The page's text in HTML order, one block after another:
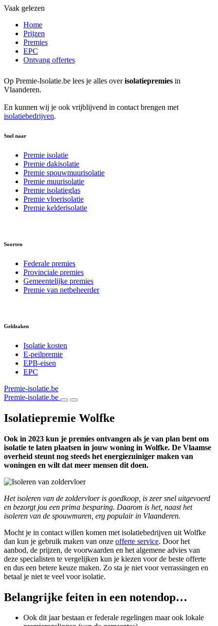
Vaak gelezen
Home
Prijzen
Premies
EPC
Ontvang offertes
Op Premie-Isolatie.be lees je alles overisolatiepremies in
Vlaanderen.
En kunnen wij je ook vrijblijvend in contact brengen met
isolatiebedrijven.
Snel naar
Premie isolatie
Premie dakisolatie
Premie spouwmuurisolatie
Premie muurisolatie
Premie isolatieglas
Premie vloerisolatie
Premie kelderisolatie
Soorten
Federale premies
Provinciale premies
Gemeentelijke premies
Premie van netbeheerder
Geldzaken
Isolatie kosten
E-peilpremie
EPB-eisen
EPC
Premie-isolatie.be
Premie-isolatie.be
Isolatiepremie Wolfke
Ook in 2023 kun je premies ontvangen als je van plan bent om
isolatie te laten plaatsen in jouw woning in Wolfke. De Vlaamse
overheid steunt nog steeds het energiezuiniger maken van
woningen en wilt dat meer mensen dit doen.
Het isoleren van de zoldervloer is goedkoop, is zeer snel uitgevoerd
en bezorgt jou een prima besparing. Daarom is het, naast het
isoleren van de spouwmuren, erg populair in Vlaanderen.
Mocht je in contact willen komen met isolatiebedrijven uit Wolfke
dan kun je gebruik maken van onze offerte service. Door het
aanbod, de prijzen, de voorwaarden en het algemene advies van
deze specialisten te vergelijken kun je kiezen voor de beste offerte
en dus een betere keuze maken. Zo sta je niet voor verrassingen en
betaal je niet te veel voor isolatie.
Belangrijke feiten in een notendop…
Ook dit jaar bestaan er federale regelingen maar ook lokale